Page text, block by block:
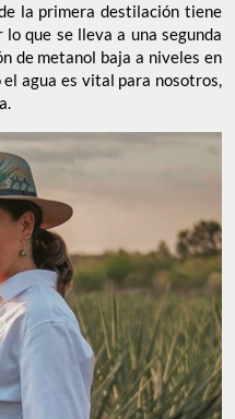
la primera destilación tiene
que se lleva a una segunda
de metanol baja a niveles en
el agua es vital para nosotros,